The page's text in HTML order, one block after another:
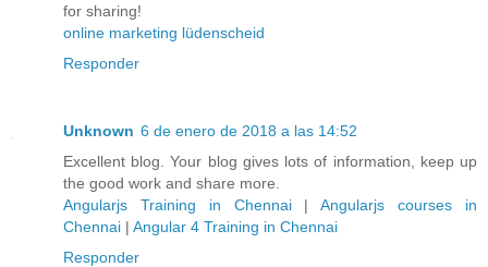
for sharing!
online marketing lüdenscheid
Responder
Unknown 6 de enero de 2018 a las 14:52
Excellent blog. Your blog gives lots of information, keep up
the good work and share more.
Angularjs Training in Chennai |Angularjs courses in
Chennai | Angular 4 Training in Chennai
Responder